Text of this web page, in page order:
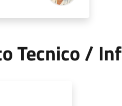
Tecnico /